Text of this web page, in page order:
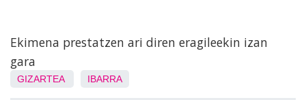
Ekimena prestatzen ari diren eragileekin izan
gara
GIZARTEA IBARRA